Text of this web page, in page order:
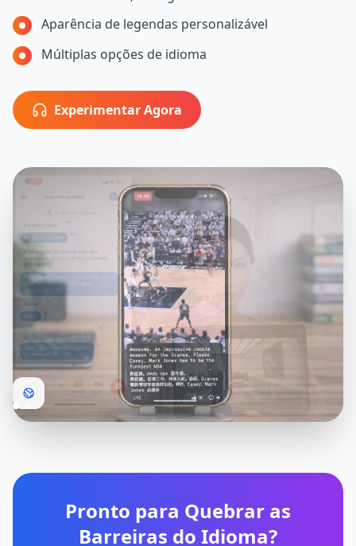
Aparência de legendas personalizável
Múltiplas opções de idioma
Experimentar Agora
Pronto para Quebrar as
Barreiras do Idioma?